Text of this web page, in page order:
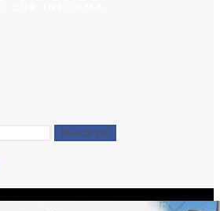
Buscar por